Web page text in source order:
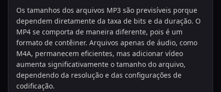
Os tamanhos dos arquivos MP3 são previsíveis porque
dependem diretamente da taxa de bits e da duração. O
MP4 se comporta de maneira diferente, pois é um
formato de contêiner. Arquivos apenas de áudio, como
M4A, permanecem eficientes, mas adicionar vídeo
aumenta significativamente o tamanho do arquivo,
dependendo da resolução e das configurações de
codificação.